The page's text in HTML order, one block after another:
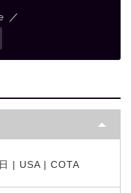
／
| USA | COTA